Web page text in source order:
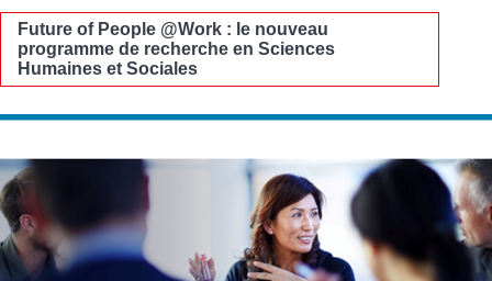
Future of People @Work : le nouveau
programme de recherche en Sciences
Humaines et Sociales